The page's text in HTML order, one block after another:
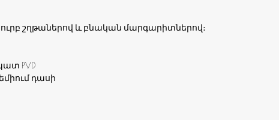
շղթաներով և բնական մարգարիտներով։
PVD
դասի